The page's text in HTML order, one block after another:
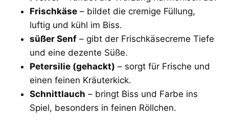
Frischkäse – bildet die cremige Füllung,
luftig und kühl im Biss.
süßer Senf – gibt der Frischkäsecreme Tiefe
und eine dezente Süße.
Petersilie (gehackt) – sorgt für Frische und
einen feinen Kräuterkick.
Schnittlauch – bringt Biss und Farbe ins
Spiel, besonders in feinen Röllchen.